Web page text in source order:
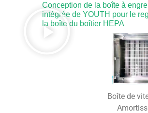
Conception de la boîte à
intégrée de YOUTH pour le
la boîte du boîtier HEPA
Boîte de